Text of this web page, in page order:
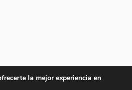
la mejor experiencia en